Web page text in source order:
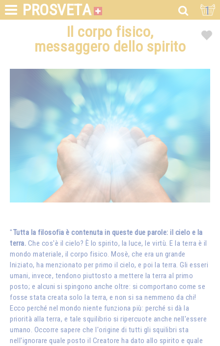
PROSVETA 1
Il corpo fisico,
messaggero dello spirito
"Tutta la filosofia è contenuta in queste due parole: il cielo e la
terra. Che cos'è il cielo? È lo spirito, la luce, le virtù. E la terra è il
mondo materiale, il corpo fisico. Mosè, che era un grande
Iniziato, ha menzionato per primo il cielo, e poi la terra. Gli esseri
umani, invece, tendono piuttosto a mettere la terra al primo
posto; e alcuni si spingono anche oltre: si comportano come se
fosse stata creata solo la terra, e non si sa nemmeno da chi!
Ecco perché nel mondo niente funziona più: perché si dà la
priorità alla terra, e tale squilibrio si ripercuote anche nell'essere
umano. Occorre sapere che l'origine di tutti gli squilibri sta
nell'ignorare quale posto il Creatore ha dato allo spirito e quale